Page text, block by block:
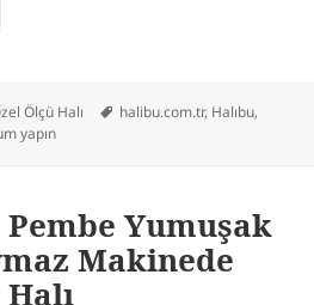
Ölçü Halı Etiketler
halibu.com.tr, Halıbu,
Parlak Altı Kaymaz Yıkanabilir ince Halı
yapın
Yumuşak
Makinede